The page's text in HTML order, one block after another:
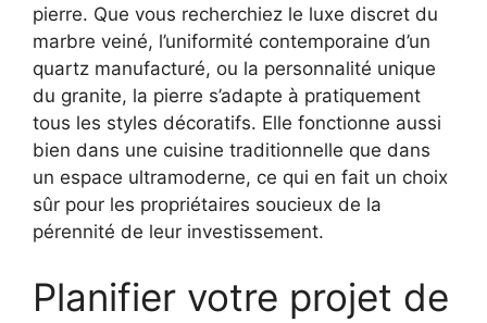
pierre. Que vous recherchiez le luxe discret du
marbre veiné, l’uniformité contemporaine d’un
quartz manufacturé, ou la personnalité unique
du granite, la pierre s’adapte à pratiquement
tous les styles décoratifs. Elle fonctionne aussi
bien dans une cuisine traditionnelle que dans
un espace ultramoderne, ce qui en fait un choix
sûr pour les propriétaires soucieux de la
pérennité de leur investissement.
Planifier votre projet de